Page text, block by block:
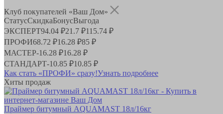
Клуб покупателей «Ваш Дом»
СтатусСкидкаБонусВыгода
ЭКСПЕРТ94.04 ₽21.7 ₽115.74 ₽
ПРОФИ68.72 ₽16.28 ₽85 ₽
МАСТЕР-16.28 ₽16.28 ₽
СТАНДАРТ-10.85 ₽10.85 ₽
Как стать «ПРОФИ» сразу!Узнать подробнее
Хиты продаж
Праймер битумный AQUAMAST 18л/16кг